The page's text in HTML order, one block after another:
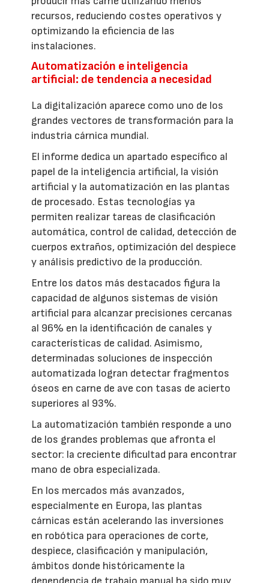
recursos, reduciendo costes operativos y
optimizando la eficiencia de las
instalaciones.
Automatización e inteligencia
artificial: de tendencia a necesidad
La digitalización aparece como uno de los
grandes vectores de transformación para la
industria cárnica mundial.
El informe dedica un apartado específico al
papel de la inteligencia artificial, la visión
artificial y la automatización en las plantas
de procesado. Estas tecnologías ya
permiten realizar tareas de clasificación
automática, control de calidad, detección de
cuerpos extraños, optimización del despiece
y análisis predictivo de la producción.
Entre los datos más destacados figura la
capacidad de algunos sistemas de visión
artificial para alcanzar precisiones cercanas
al 96% en la identificación de canales y
características de calidad. Asimismo,
determinadas soluciones de inspección
automatizada logran detectar fragmentos
óseos en carne de ave con tasas de acierto
superiores al 93%.
La automatización también responde a uno
de los grandes problemas que afronta el
sector: la creciente dificultad para encontrar
mano de obra especializada.
En los mercados más avanzados,
especialmente en Europa, las plantas
cárnicas están acelerando las inversiones
en robótica para operaciones de corte,
despiece, clasificación y manipulación,
ámbitos donde históricamente la